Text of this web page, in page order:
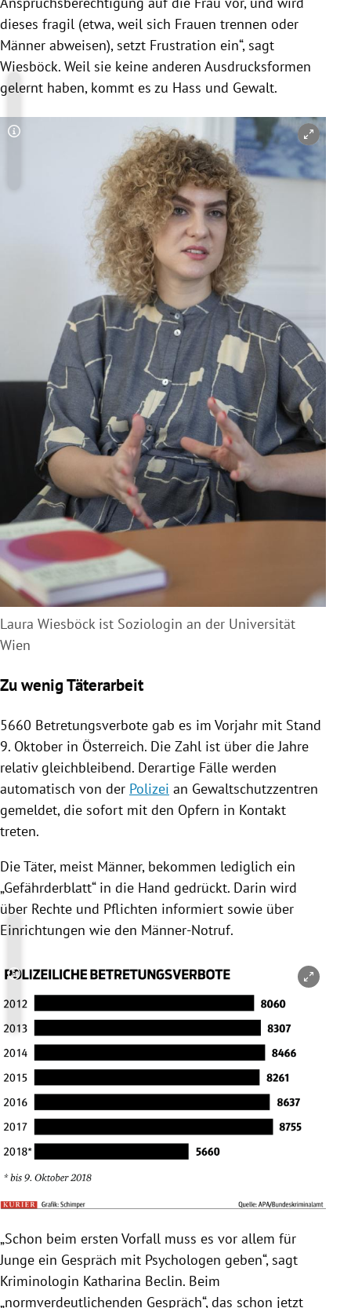
dieses fragil (etwa, weil sich Frauen trennen oder
Männer abweisen), setzt Frustration ein“, sagt
Wiesböck. Weil sie keine anderen Ausdrucksformen
gelernt haben, kommt es zu Hass und Gewalt.
Copyright-Hinweis öffnen/schließen
Laura Wiesböck ist Soziologin an der Universität
Wien
Zu wenig Täterarbeit
5660 Betretungsverbote gab es im Vorjahr mit Stand
9. Oktober in Österreich. Die Zahl ist über die Jahre
relativ gleichbleibend. Derartige Fälle werden
automatisch von der Polizei an Gewaltschutzzentren
gemeldet, die sofort mit den Opfern in Kontakt
treten.
Die Täter, meist Männer, bekommen lediglich ein
„Gefährderblatt“ in die Hand gedrückt. Darin wird
über Rechte und Pflichten informiert sowie über
Einrichtungen wie den Männer-Notruf.
Copyright-Hinweis öffnen/schließen
„Schon beim ersten Vorfall muss es vor allem für
Junge ein Gespräch mit Psychologen geben“, sagt
Kriminologin Katharina Beclin. Beim
„normverdeutlichenden Gespräch“, das schon jetzt